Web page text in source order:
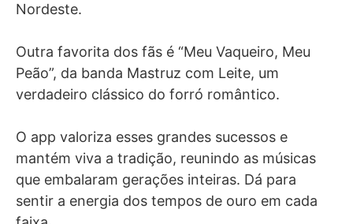
Nordeste.
Outra favorita dos fãs é “Meu Vaqueiro, Meu
Peão”, da banda Mastruz com Leite, um
verdadeiro clássico do forró romântico.
O app valoriza esses grandes sucessos e
mantém viva a tradição, reunindo as músicas
que embalaram gerações inteiras. Dá para
sentir a energia dos tempos de ouro em cada